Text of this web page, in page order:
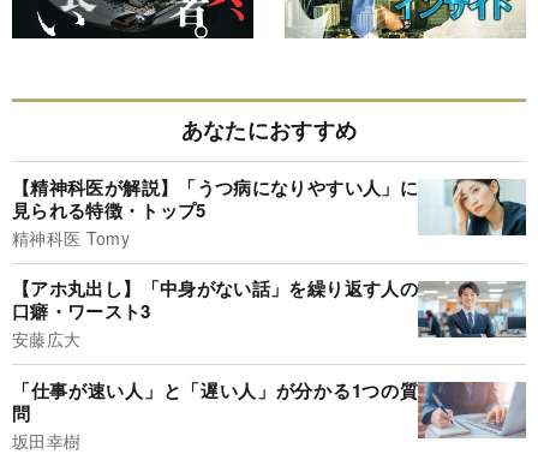
あなたにおすすめ
【精神科医が解説】「うつ病になりやすい人」に
見られる特徴・トップ5
精神科医 Tomy
【アホ丸出し】「中身がない話」を繰り返す人の
口癖・ワースト3
安藤広大
「仕事が速い人」と「遅い人」が分かる1つの質
問
坂田幸樹